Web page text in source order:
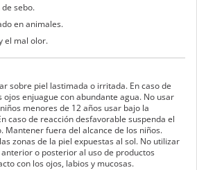
sebo.
en animales.
el mal olor.
sobre piel lastimada o irritada. En caso de
enjuague con abundante agua. No usar
menores de 12 años usar bajo la
caso de reacción desfavorable suspenda el
Mantener fuera del alcance de los niños.
zonas de la piel expuestas al sol. No utilizar
o posterior al uso de productos
con los ojos, labios y mucosas.